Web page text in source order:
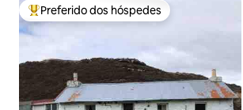
Entre os melhores preferidos dos hóspedes
Preferido dos hóspedes